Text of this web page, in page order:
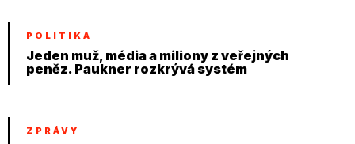
POLITIKA
Jeden muž, média a miliony z veřejných
peněz. Paukner rozkrývá systém
ZPRÁVY